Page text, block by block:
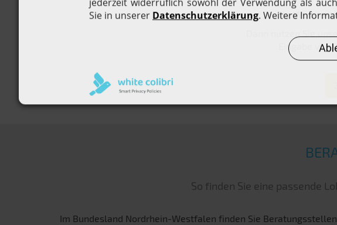
Ihr Wohnort
Eingabe von
So finden Sie eine passende
Im Bundesland Nordrhein-Westfalen finden Sie